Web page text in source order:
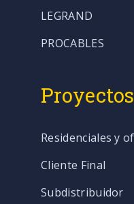
LEGRAND
PROCABLES
Proyectos
Residenciales y
Cliente Final
Subdistribuidor